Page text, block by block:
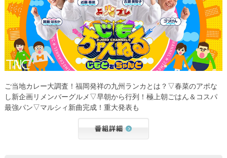
ご当地カレー大調査！福岡発祥の九州ランカとは？▽春菜のアポな
し新企画リメンバーグルメ▽早朝から行列！極上朝ごはん＆コスパ
最強パン▽マルシィ新曲完成！重大発表も